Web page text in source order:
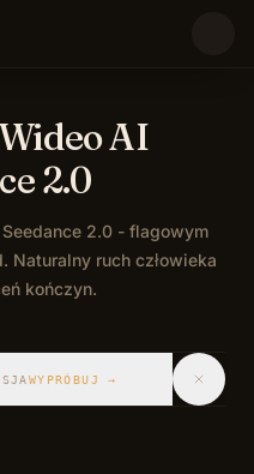
AI
2.0
2.0 - flagowym
Naturalny ruch człowieka
kończyn.
WYPRÓBUJ →